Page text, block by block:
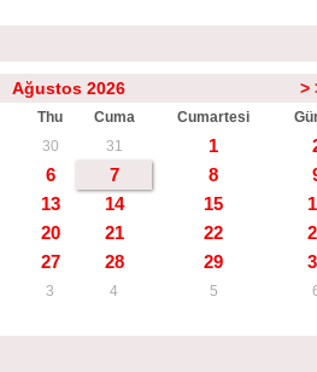
Ağustos 2026 >
Thu Cuma Cumartesi
30 31 1
6 7 8
13 14 15
20 21 22
27 28 29
3 4 5